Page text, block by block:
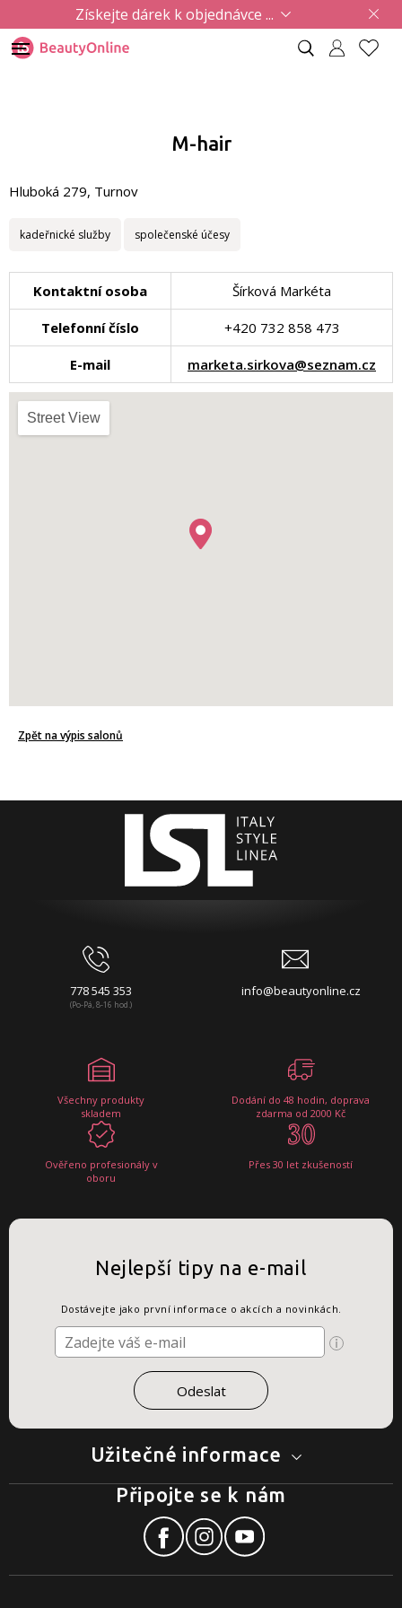
Získejte dárek k objednávce ...
M-hair
Hluboká 279, Turnov
kadeřnické služby společenské účesy
Kontaktní osoba Šírková Markéta
Telefonní číslo +420 732 858 473
E-mail marketa.sirkova@seznam.cz
Street View
Zpět na výpis salonů
778 545 353
(Po-Pá, 8-16 hod.)
info@beautyonline.cz
Všechny produkty
skladem
Dodání do 48 hodin, doprava
zdarma od 2000 Kč
Ověřeno profesionály v
oboru
Přes 30 let zkušeností
Užitečné informace
Nejlepší tipy na e-mail
Dostávejte jako první informace o akcích a novinkách.
Připojte se k nám